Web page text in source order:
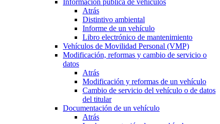
Información pública de vehículos
Atrás
Distintivo ambiental
Informe de un vehículo
Libro electrónico de mantenimiento
Vehículos de Movilidad Personal (VMP)
Modificación, reformas y cambio de servicio o
datos
Atrás
Modificación y reformas de un vehículo
Cambio de servicio del vehículo o de datos
del titular
Documentación de un vehículo
Atrás